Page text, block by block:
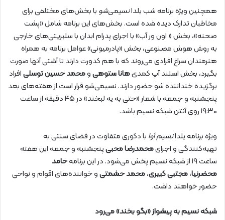
همچنین ویژه برنامه شب یلدانسیمی‌شو با بخش‌های مختلفی برای
مخاطبان تدارک دیده شده است. بخش‌های این برنامه شامل «پشت
صحنه»، بخش « اون ور آب» با اجرای پدرام ابدان با سلبریتی‌های خارجی
به روش هوش مصنوعی، بخش «پادرمیونی» عوامل برنامه به همراه
هنرمندان سراغ افرادی می‌روند که با هم کدورت دارند تا آشتی آنها صورت
بگیرد، بخش استند آپ کمدیهانا ستوهیومحمد حسین توسلیافراد
برگزیده خنداننده شو حضور دارند. نسیمی‌شو قرار است از هفته‌های بعد
پنجشنبه‌ و جمعه‌ با شعار «حتی به یه لبخند» در ۴۵ دقیقه از ساعت
۱۹:۳۰ روی آنتن شبکه نسیم باشد.
ویژه برنامه یلدانسیم آوا با دکوری متفاوت در فضای سنتی به
تهیه‌کنندگی و اجرایمحمدرضا محبیپنجشنبه و جمعه این هفته
ساعت ۱۹ از شبکه نسیم پخش می‌شود. در این برنامه
حامد
محضرنیا،مجتبی کبیری،محمد حشمتیو خواننده‌های اقوام و نواحی
حضور خواهند داشت.
شبکه نسیم به پیشواز «بگو بخند» می‌رود